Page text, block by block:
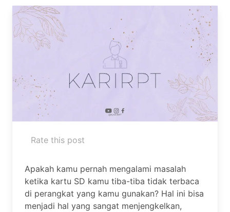
Rate this post
Apakah kamu pernah mengalami masalah
ketika kartu SD kamu tiba-tiba tidak terbaca
di perangkat yang kamu gunakan? Hal ini bisa
menjadi hal yang sangat menjengkelkan,